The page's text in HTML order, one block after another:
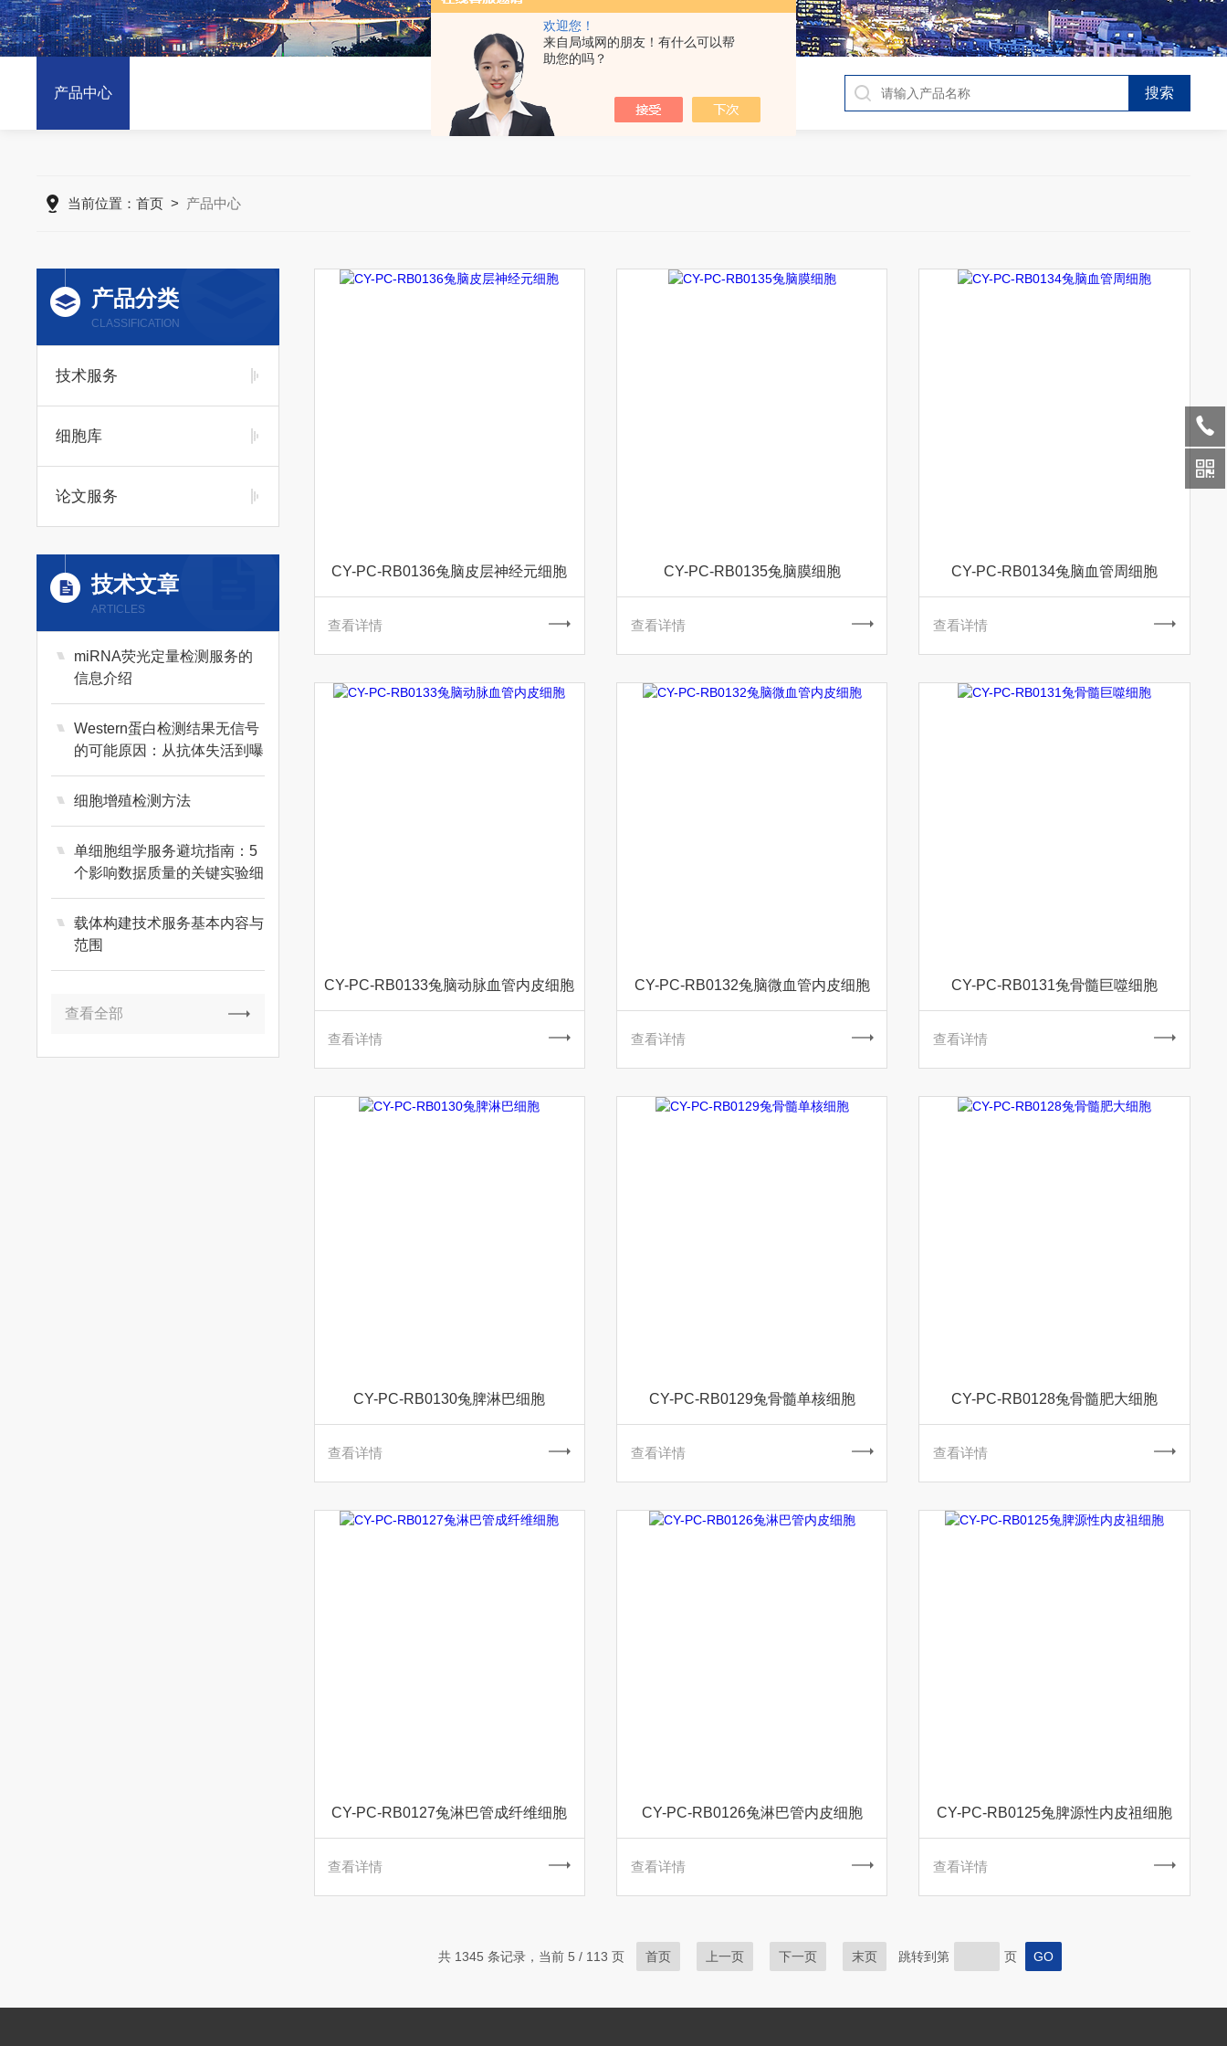
欢迎您！
来自局域网的朋友！有什么可以帮
助您的吗？
产品中心
当前位置：首页 > 产品中心
产品分类
CLASSIFICATION
技术服务
细胞库
论文服务
技术文章
ARTICLES
miRNA荧光定量检测服务的
信息介绍
Western蛋白检测结果无信号
的可能原因：从抗体失活到曝
光不足
细胞增殖检测方法
单细胞组学服务避坑指南：5
个影响数据质量的关键实验细
节
载体构建技术服务基本内容与
范围
查看全部
CY-PC-RB0136兔脑皮层神经元细胞
查看详情
CY-PC-RB0135兔脑膜细胞
查看详情
CY-PC-RB0134兔脑血管周细胞
查看详情
CY-PC-RB0133兔脑动脉血管内皮细胞
查看详情
CY-PC-RB0132兔脑微血管内皮细胞
查看详情
CY-PC-RB0131兔骨髓巨噬细胞
查看详情
CY-PC-RB0130兔脾淋巴细胞
查看详情
CY-PC-RB0129兔骨髓单核细胞
查看详情
CY-PC-RB0128兔骨髓肥大细胞
查看详情
CY-PC-RB0127兔淋巴管成纤维细胞
查看详情
CY-PC-RB0126兔淋巴管内皮细胞
查看详情
CY-PC-RB0125兔脾源性内皮祖细胞
查看详情
共 1345 条记录，当前 5 / 113 页 首页 上一页 下一页 末页 跳转到第 页